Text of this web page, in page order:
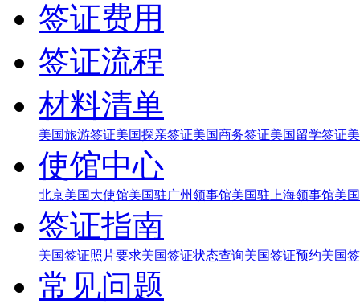
签证费用
签证流程
材料清单
美国旅游签证美国探亲签证美国商务签证美国留学签证
使馆中心
北京美国大使馆美国驻广州领事馆美国驻上海领事馆美
签证指南
美国签证照片要求美国签证状态查询美国签证预约美国
常见问题